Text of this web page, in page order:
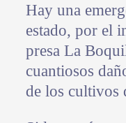
Hay una
estado, por el
presa La
cuantiosos
de los cultivos